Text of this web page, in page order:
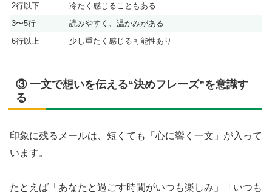
2行以下
冷たく感じることもある
3〜5行
読みやすく、温かみがある
6行以上
少し重たく感じる可能性あり
③ 一文で想いを伝える“決めフレーズ”を意識す
る
印象に残るメールは、短くても「心に響く一文」が入って
います。
たとえば「あなたと過ごす時間がいつも楽しみ」「いつも